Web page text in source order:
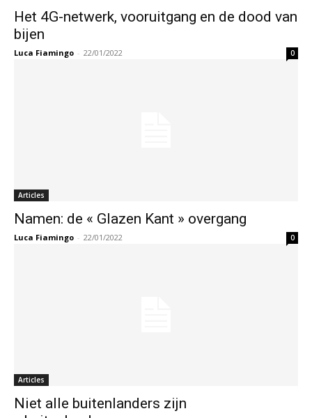
Het 4G-netwerk, vooruitgang en de dood van
bijen
Luca Fiamingo - 22/01/2022 0
Articles
Namen: de « Glazen Kant » overgang
Luca Fiamingo - 22/01/2022 0
Articles
Niet alle buitenlanders zijn